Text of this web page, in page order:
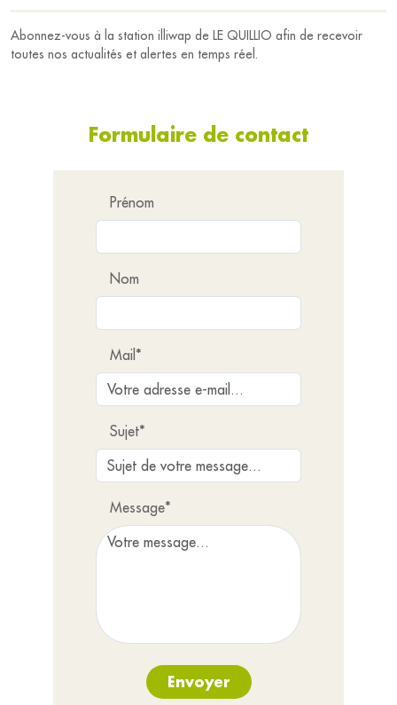
Abonnez-vous à la station illiwap de LE QUILLIO afin de recevoir
toutes nos actualités et alertes en temps réel.
Formulaire de contact
Prénom
Nom
Mail*
Sujet*
Message*
Envoyer